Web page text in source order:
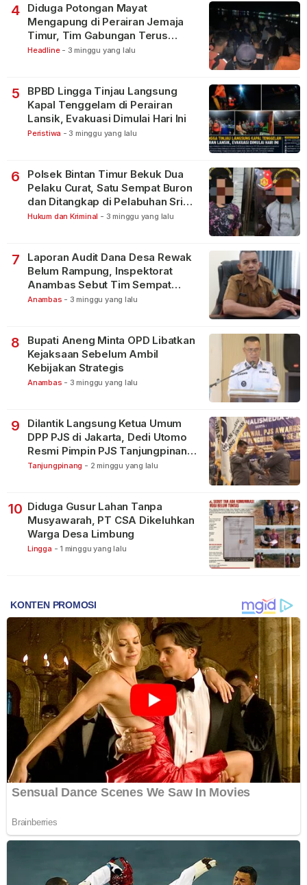
4
Diduga Potongan Mayat
Mengapung di Perairan Jemaja
Timur, Tim Gabungan Terus
Lakukan Pencarian
Headline - 3 minggu yang lalu
5
BPBD Lingga Tinjau Langsung
Kapal Tenggelam di Perairan
Lansik, Evakuasi Dimulai Hari Ini
Peristiwa - 3 minggu yang lalu
6
Polsek Bintan Timur Bekuk Dua
Pelaku Curat, Satu Sempat Buron
dan Ditangkap di Pelabuhan Sri
Bintan Pura
Hukum dan Kriminal - 3 minggu yang lalu
7
Laporan Audit Dana Desa Rewak
Belum Rampung, Inspektorat
Anambas Sebut Tim Sempat
Terbagi Tangani Kasus Lain
Anambas - 3 minggu yang lalu
8
Bupati Aneng Minta OPD Libatkan
Kejaksaan Sebelum Ambil
Kebijakan Strategis
Anambas - 3 minggu yang lalu
9
Dilantik Langsung Ketua Umum
DPP PJS di Jakarta, Dedi Utomo
Resmi Pimpin PJS Tanjungpinang-
Bintan
Tanjungpinang - 2 minggu yang lalu
10 Diduga Gusur Lahan Tanpa
Musyawarah, PT CSA Dikeluhkan
Warga Desa Limbung
Lingga - 1 minggu yang lalu